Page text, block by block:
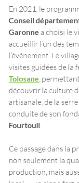
En 2021, le
Conseil
Garonne a choisi le
accueillir l’un des
l’événement. Le
visites guidées de la
Tolosane ,
découvrir la culture
artisanale, de la
conduite de son
Fourtouil
Ce passage dans la
non seulement la
production, mais